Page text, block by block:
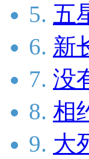
5. 五
6. 新
7. 没
8. 相
9. 大